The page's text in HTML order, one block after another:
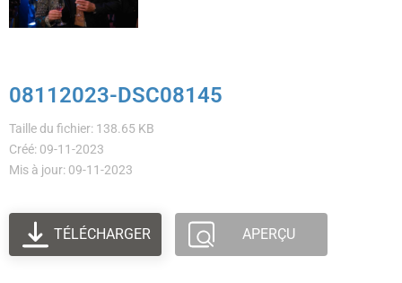
08112023-DSC08145
Taille du fichier: 138.65 KB
Créé: 09-11-2023
Mis à jour: 09-11-2023
TÉLÉCHARGER APERÇU